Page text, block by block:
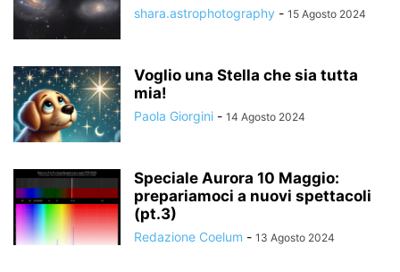
shara.astrophotography - 15 Agosto 2024
Voglio una Stella che sia tutta
mia!
Paola Giorgini - 14 Agosto 2024
Speciale Aurora 10 Maggio:
prepariamoci a nuovi spettacoli
(pt.3)
Redazione Coelum - 13 Agosto 2024